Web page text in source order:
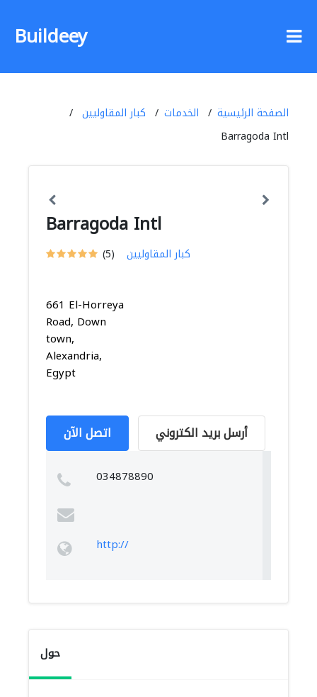
Buildeey
الصفحة الرئيسية الخدمات
كبار المقاوليين
Barragoda Intl
Barragoda Intl
(5) كبار المقاوليين
661 El-Horreya
Road, Down
town,
Alexandria,
Egypt
اتصل الآن أرسل بريد الكتروني
034878890
http://
حول